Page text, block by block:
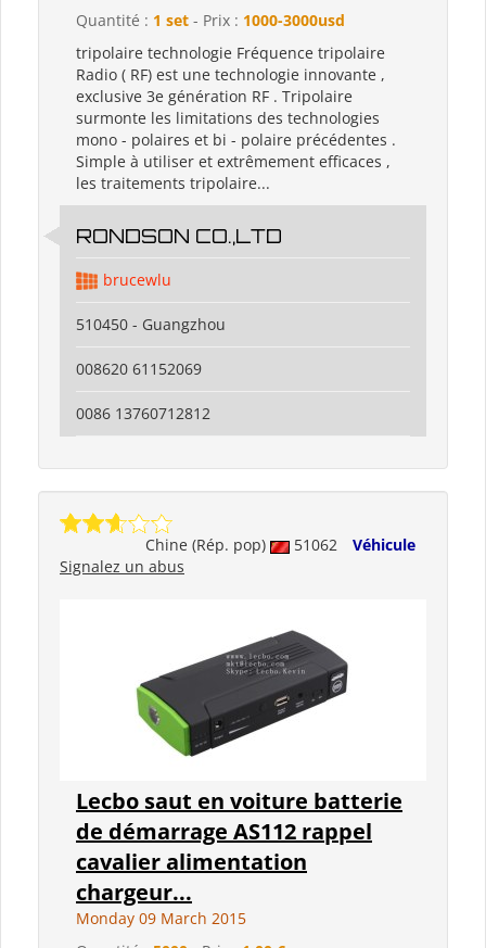
Quantité : 1 set - Prix : 1000-3000usd
tripolaire technologie Fréquence tripolaire
Radio ( RF) est une technologie innovante ,
exclusive 3e génération RF . Tripolaire
surmonte les limitations des technologies
mono - polaires et bi - polaire précédentes .
Simple à utiliser et extrêmement efficaces ,
les traitements tripolaire...
RONDSON CO.,LTD
brucewlu
510450 - Guangzhou
008620 61152069
0086 13760712812
Chine (Rép. pop) 51062
Véhicule
Signalez un abus
Lecbo saut en voiture batterie
de démarrage AS112 rappel
cavalier alimentation
chargeur...
Monday 09 March 2015